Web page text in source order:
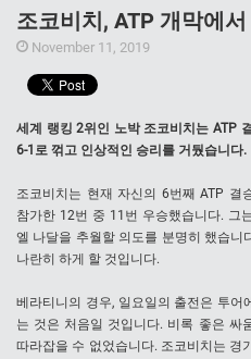
조코비치, ATP 개막에
November 11, 2019
세계 랭킹 2위인 노박 조코비치는 ATP
6-1로 꺾고 인상적인 승리를 거뒀습니다.
조코비치는 현재 자신의 6번째 ATP 결
참가한 12번 중 11번 우승했습니다. 그
엘 나달을 추월할 의도를 분명히 했습니
나란히 하게 할 것입니다.
베라티니의 경우, 일요일의 출전은 투
는 것은 처음일 것입니다. 비록 좋은 싸
따라잡을 수 없었습니다. 조코비치는 경